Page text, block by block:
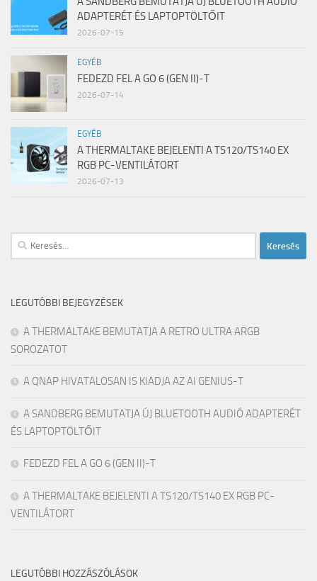
ADAPTERÉT ÉS LAPTOPTÖLTŐIT
2026-07-15
EGYÉB
FEDEZD FEL A GO 6 (GEN II)-T
2026-07-14
EGYÉB
A THERMALTAKE BEJELENTI A TS120/TS140 EX
RGB PC-VENTILÁTORT
2026-07-13
Keresés:
LEGUTÓBBI BEJEGYZÉSEK
A THERMALTAKE BEMUTATJA A RETRO ULTRA ARGB
SOROZATOT
A QNAP HIVATALOSAN IS KIADJA AZ AI GENIUS-T
A SANDBERG BEMUTATJA ÚJ BLUETOOTH AUDIÓ ADAPTERÉT
ÉS LAPTOPTÖLTŐIT
FEDEZD FEL A GO 6 (GEN II)-T
A THERMALTAKE BEJELENTI A TS120/TS140 EX RGB PC-
VENTILÁTORT
LEGUTÓBBI HOZZÁSZÓLÁSOK